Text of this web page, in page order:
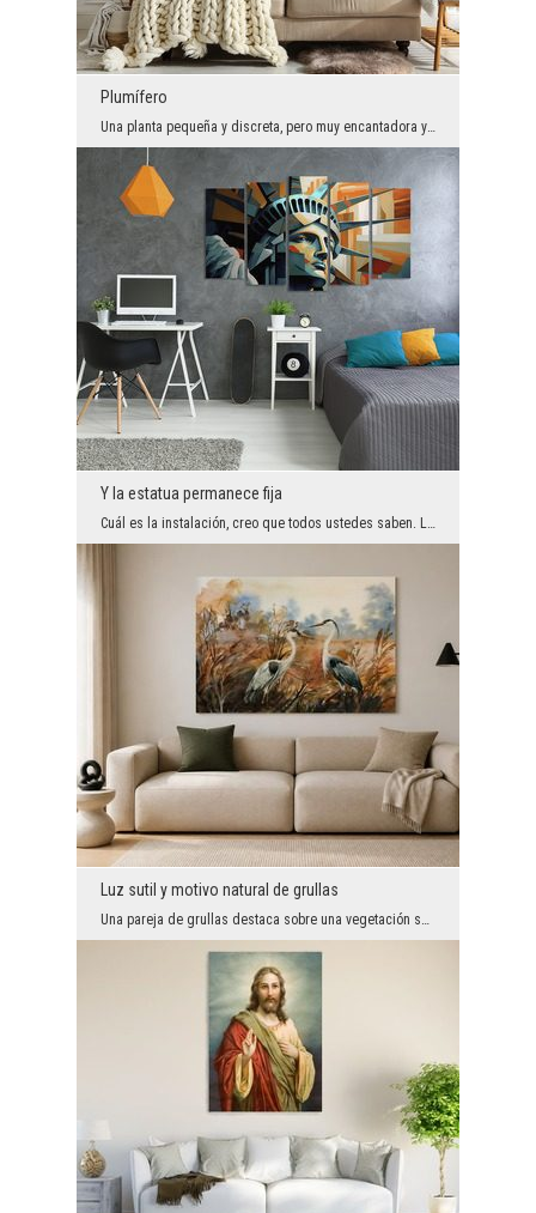
Plumífero
Una planta pequeña y discreta, pero muy encantadora y simpática. Tal vez no se fijaría en ella en...
Y la estatua permanece fija
Cuál es la instalación, creo que todos ustedes saben. Lo obvio. Pero ya la variante en la que se ...
Luz sutil y motivo natural de grullas
Una pareja de grullas destaca sobre una vegetación suavemente difuminada, donde los cálidos tonos...